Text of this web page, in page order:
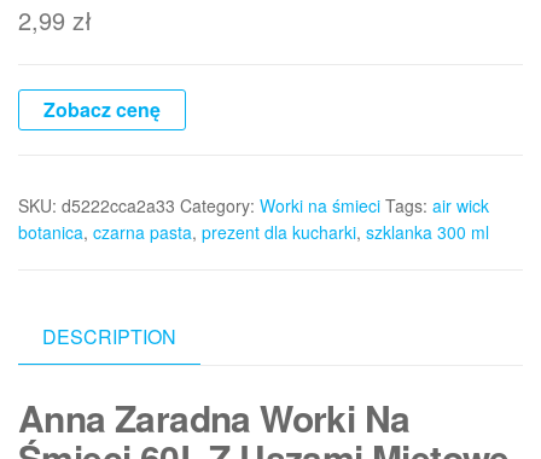
2,99 zł
Zobacz cenę
SKU: d5222cca2a33 Category: Worki na śmieci Tags: air wick
botanica, czarna pasta, prezent dla kucharki, szklanka 300 ml
DESCRIPTION
Anna Zaradna Worki Na